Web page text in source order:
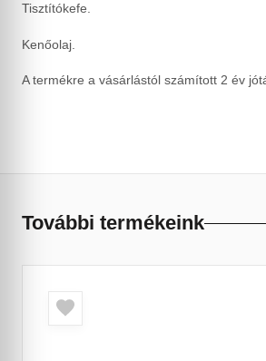
Tisztítókefe.
Kenőolaj.
A termékre a vásárlástól számított 2 év
További termékeink